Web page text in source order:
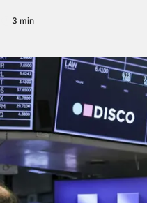
3 min